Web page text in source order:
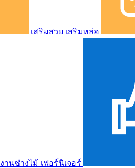
เสริมสวย เสริมหล่อ
งานช่างไม้ เฟอร์นิเจอร์